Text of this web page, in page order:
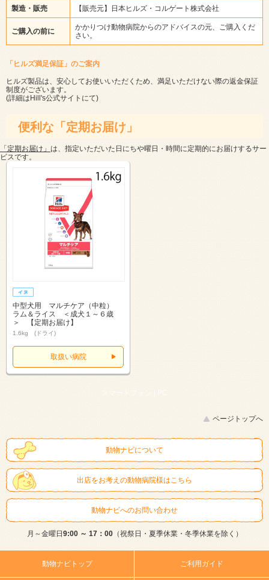
製造・販売 【販売元】日本ヒルズ・コルゲート株式会社
ご購入の前に
かかりつけ動物病院からのアドバイスの元、ご購入くだ
さい。
「ヒルズ満足保証」のご案内
ヒルズ製品は、安心してお使いいただくため、満足いただけない際の返金保証
制度がございます。
(詳細はHill's公式サイト にて)
便利な「定期お届け」
「定期お届け」 は、指定いただいた日にちや曜日・時間に定期的にお届けするサー
ビスです。
中型犬用 マルチケア（中粒）
ラム＆ライス ＜成犬１～６歳
＞ 【定期お届け】
1.6kg (ドライ)
取扱い病院
スマートフォン | PC
ページトップへ
動物ナビについて
出店をお考えの動物病院様はこちら
動物ナビへのお問い合わせ
月～金曜日 9:00 ～ 17：00（祝祭日・夏季休業・冬季休業を除く）
動物ナビトップ ご利用ガイド